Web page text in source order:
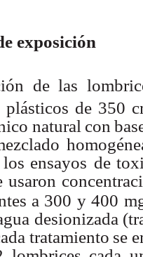
exposición
de las
plásticos de 350
natural con
los ensayos de
usaron
a 300 y 400
desionizada
tratamiento se